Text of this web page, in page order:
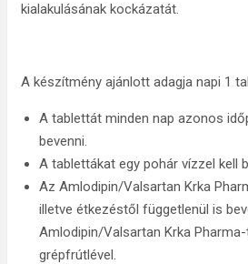
kialakulásának kockázatát.
A készítmény ajánlott adagja napi 1
A tablettát minden nap azonos
bevenni.
A tablettákat egy pohár vízzel kell
Az Amlodipin/Valsartan Krka
illetve étkezéstől függetlenül is
Amlodipin/Valsartan Krka
grépfrútlével.